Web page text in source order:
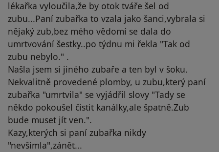
lékařka vyloučila,že by otok tváře šel od
zubu...Paní zubařka to vzala jako šanci,vybrala si
nějaký zub,bez mého vědomí se dala do
umrtvování šestky..po týdnu mi řekla "Tak od
zubu nebylo." .
Našla jsem si jiného zubaře a ten byl v šoku.
Nekvalitně provedené plomby, u zubu,který paní
zubařka "umrtvila" se vyjádřil slovy "Tady se
někdo pokoušel čistit kanálky,ale špatně.Zub
bude muset jít ven.".
Kazy,kterých si paní zubařka nikdy
"nevšimla",zánět...